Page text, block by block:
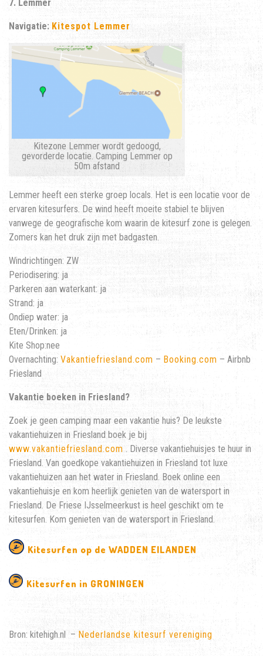
7. Lemmer
Navigatie: Kitespot Lemmer
Kitezone Lemmer wordt gedoogd,
gevorderde locatie. Camping Lemmer op
50m afstand
Lemmer heeft een sterke groep locals. Het is een locatie voor de
ervaren kitesurfers. De wind heeft moeite stabiel te blijven
vanwege de geografische kom waarin de kitesurf zone is gelegen.
Zomers kan het druk zijn met badgasten.
Windrichtingen: ZW
Periodisering: ja
Parkeren aan waterkant: ja
Strand: ja
Ondiep water: ja
Eten/Drinken: ja
Kite Shop:nee
Overnachting: Vakantiefriesland.com – Booking.com – Airbnb
Friesland
Vakantie boeken in Friesland?
Zoek je geen camping maar een vakantie huis? De leukste
vakantiehuizen in Friesland boek je bij
www.vakantiefriesland.com . Diverse vakantiehuisjes te huur in
Friesland. Van goedkope vakantiehuizen in Friesland tot luxe
vakantiehuizen aan het water in Friesland. Boek online een
vakantiehuisje en kom heerlijk genieten van de watersport in
Friesland. De Friese IJsselmeerkust is heel geschikt om te
kitesurfen. Kom genieten van de watersport in Friesland.
Kitesurfen op de WADDEN EILANDEN
Kitesurfen in GRONINGEN
Bron: kitehigh.nl – Nederlandse kitesurf vereniging